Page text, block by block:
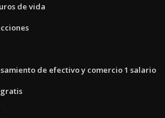
de vida
de efectivo y comercio 1 salario